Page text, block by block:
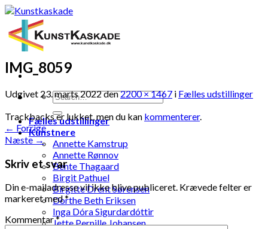
Skip
content
Fælles udstillinger
Kunstnere
Annette Kamstrup
Annette Rønnov
Bente Thagaard
Birgit Pathuel
Birgitte Drent Sørensen
Dorthe Beth Eriksen
Inga Dóra Sigurdardóttir
Jette Pernille Johansen
IMG_8059
Udgivet 23. marts 2022den2200 × 1467 i Fælles udstillinger
Trackbacks er lukket, men du kan kommenterer.
← Forrige
Næste→
Skriv et svar
Din e-mailadresse vil ikke blive publiceret. Krævede felter er
markeret med*
Kommentar*